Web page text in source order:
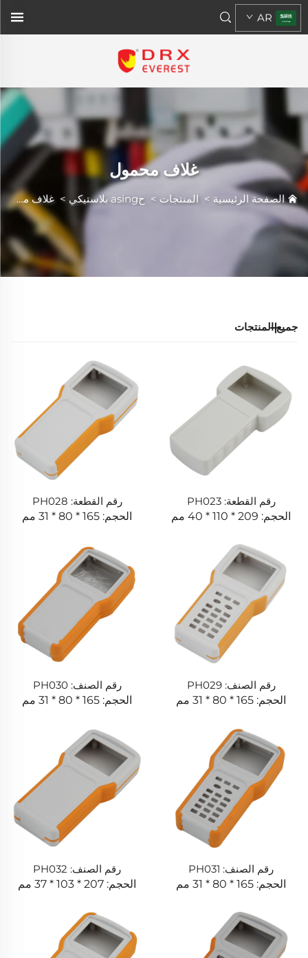
AR
غلاف محمول
الصفحة الرئيسية >المنتجات > حasing بلاستيكي > غلاف محمول
جميع المنتجات
رقم القطعة: PH023
الحجم: 209 * 110 * 40 مم
رقم القطعة: PH028
الحجم: 165 * 80 * 31 مم
رقم الصنف: PH029
الحجم: 165 * 80 * 31 مم
رقم الصنف: PH030
الحجم: 165 * 80 * 31 مم
رقم الصنف: PH031
الحجم: 165 * 80 * 31 مم
رقم الصنف: PH032
الحجم: 207 * 103 * 37 مم